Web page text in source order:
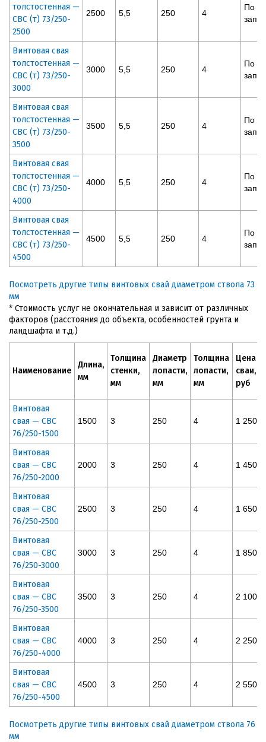
толстостенная —
СВС (т) 73/250-
2500
2500 5,5 250 4
По
Винтовая свая
толстостенная —
СВС (т) 73/250-
3000
3000 5,5 250 4
По
Винтовая свая
толстостенная —
СВС (т) 73/250-
3500
3500 5,5 250 4
По
Винтовая свая
толстостенная —
СВС (т) 73/250-
4000
4000 5,5 250 4
По
Винтовая свая
толстостенная —
СВС (т) 73/250-
4500
4500 5,5 250 4
По
Посмотреть другие типы винтовых свай диаметром ствола 73
мм
* Стоимость услуг не окончательная и зависит от различных
факторов (расстояния до объекта, особенностей грунта и
ландшафта и т.д.)
Наименование
Длина,
мм
Толщина
стенки,
мм
Диаметр
лопасти,
мм
Толщина
лопасти,
мм
Цена
сваи,
руб
Винтовая
свая — СВС
76/250-1500
1500 3 250 4 1 250
Винтовая
свая — СВС
76/250-2000
2000 3 250 4 1 450
Винтовая
свая — СВС
76/250-2500
2500 3 250 4 1 650
Винтовая
свая — СВС
76/250-3000
3000 3 250 4 1 850
Винтовая
свая — СВС
76/250-3500
3500 3 250 4 2 100
Винтовая
свая — СВС
76/250-4000
4000 3 250 4 2 250
Винтовая
свая — СВС
76/250-4500
4500 3 250 4 2 550
Посмотреть другие типы винтовых свай диаметром ствола 76
мм